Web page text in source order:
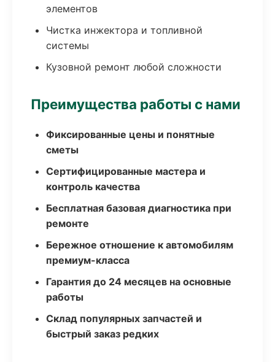
элементов
Чистка инжектора и топливной
системы
Кузовной ремонт любой сложности
Преимущества работы с нами
Фиксированные цены и понятные
сметы
Сертифицированные мастера и
контроль качества
Бесплатная базовая диагностика при
ремонте
Бережное отношение к автомобилям
премиум-класса
Гарантия до 24 месяцев на основные
работы
Склад популярных запчастей и
быстрый заказ редких